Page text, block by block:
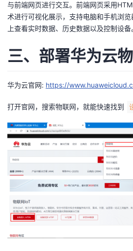
与前端网页进行交互。前端网页采用
术进行可视化展示，支持电脑和手机浏
上查看实时数据、历史数据以及控制设备
三、部署华为云
华为云官网: https://
打开官网，搜索物联网，就能快速找到